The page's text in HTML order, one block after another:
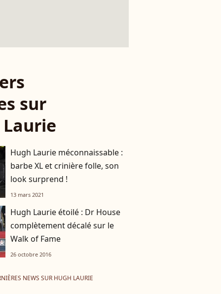
sur
Hugh Laurie méconnaissable :
barbe XL et crinière folle, son
look surprend !
13 mars 2021
Hugh Laurie étoilé : Dr House
complètement décalé sur le
Walk of Fame
26 octobre 2016
NEWS SUR HUGH LAURIE